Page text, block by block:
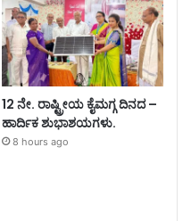
12 ನೇ. ರಾಷ್ಟ್ರೀಯ ಕೈಮಗ್ಗ ದಿನದ –
ಹಾರ್ದಿಕ ಶುಭಾಶಯಗಳು.
8 hours ago